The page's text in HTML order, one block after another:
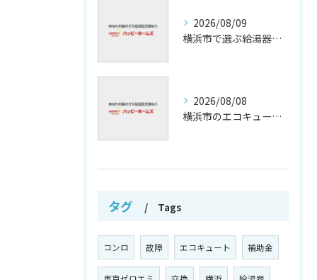
2026/08/09
横浜市で選ぶ給湯器交換の信頼保証
2026/08/08
横浜市のエコキュート補助金活用法
タグ Tags
コンロ 故障 エコキュート 補助金